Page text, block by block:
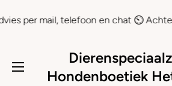
Ignorer et passer au contenu
mail, telefoon en chat ⏲ Achteraf
Hondenboetiek